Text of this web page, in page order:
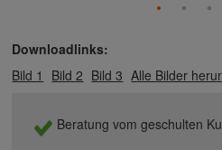
Downloadlinks:
Bild 1
Bild 2 Bild 3 Alle Bilder
Beratung vom geschulten